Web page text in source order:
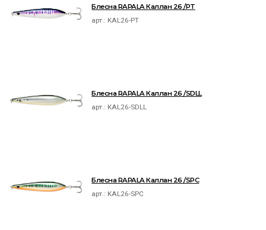
Блесна RAPALA Каллан 26 /PT
арт.: KAL26-PT
Блесна RAPALA Каллан 26 /SDLL
арт.: KAL26-SDLL
Блесна RAPALA Каллан 26 /SPC
арт.: KAL26-SPC